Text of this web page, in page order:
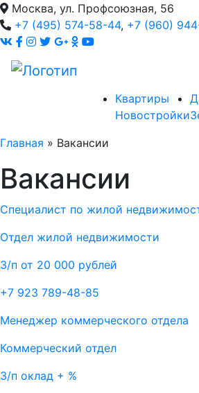
Москва, ул. Профсоюзная, 56
+7 (495) 574-58-44, +7 (960)
Квартиры
Новостройки
Главная » Вакансии
Вакансии
Специалист по жилой
Отдел жилой недвижимости
З/п от 20 000 рублей
+7 923 789-48-85
Менеджер коммерческого отдела
Коммерческий отдел
З/п оклад + %